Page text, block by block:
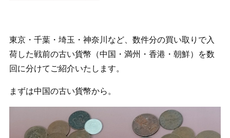
東京・千葉・埼玉・神奈川など、数件分の買い取りで入
荷した戦前の古い貨幣（中国・満州・香港・朝鮮）を数
回に分けてご紹介いたします。
まずは中国の古い貨幣から。